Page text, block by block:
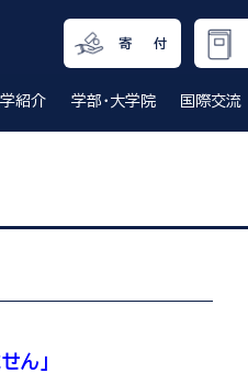
寄 付
紹介 学部・大学院 国際交流
ん」